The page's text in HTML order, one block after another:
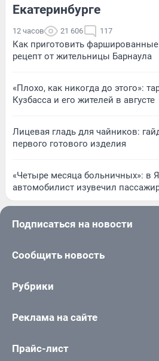
Екатеринбурге
12 часов 21 606 117
Как приготовить
рецепт от жительницы Барнаула
«Плохо, как никогда до этого»:
Кузбасса и его жителей в августе
Лицевая гладь для чайников:
первого готового изделия
«Четыре месяца больничных»: в
автомобилист изувечил
Подписаться на новости
Сообщить новость
Рубрики
Реклама на сайте
Прайс-лист